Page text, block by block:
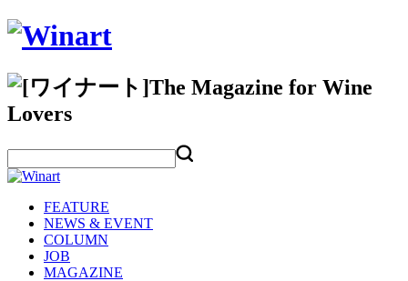
FEATURE
NEWS & EVENT
COLUMN
JOB
MAGAZINE